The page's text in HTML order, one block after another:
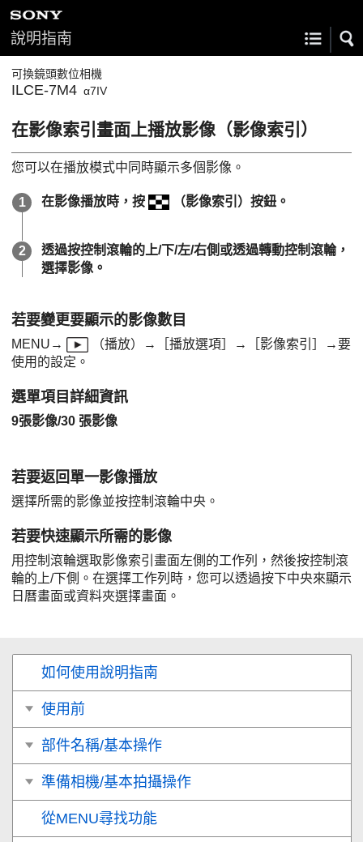
說明指南
可換鏡頭數位相機
ILCE-7M4 α7IV
在影像索引畫面上播放影像（影像索引 ）
您可以在播放模式中同時顯示多個影像。
在影像播放時，按 （影像索引 ）按鈕。
透過按控制滾輪的上/下/左/右側或透過轉動控制滾輪，
選擇影像。
若要變更要顯示的影像數目
MENU → （播放）→ ［播放選項］ → ［影像索引］
→要
使用的設定。
選單項目詳細資訊
9張影像/30 張影像
若要返回單一影像播放
選擇所需的影像並按控制滾輪中央。
若要快速顯示所需的影像
用控制滾輪選取影像索引畫面左側的工作列，然後按控制滾
輪的上/下側。在選擇工作列時，您可以透過按下中央來顯示
日曆畫面或資料夾選擇畫面。
如何使用說明指南
使用前
部件名稱/基本操作
準備相機/基本拍攝操作
從MENU尋找功能